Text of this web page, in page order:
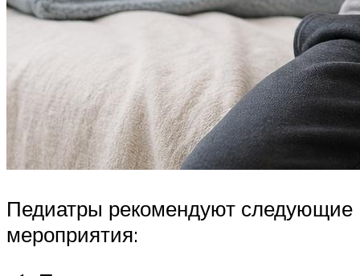
Педиатры рекомендуют следующие
мероприятия: